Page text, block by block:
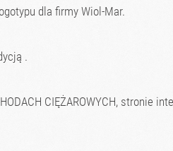
dla firmy Wiol-Mar.
.
CIĘŻAROWYCH, stronie